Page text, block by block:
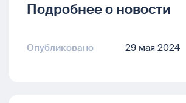
Подробнее о новости
Опубликовано 29 мая 2024